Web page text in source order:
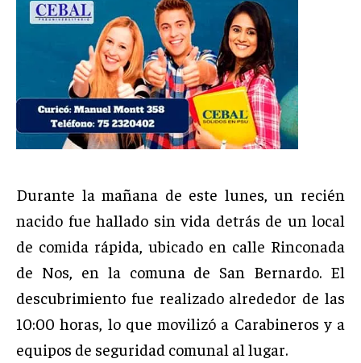
Durante la mañana de este lunes, un recién
nacido fue hallado sin vida detrás de un local
de comida rápida, ubicado en calle Rinconada
de Nos, en la comuna de San Bernardo. El
descubrimiento fue realizado alrededor de las
10:00 horas, lo que movilizó a Carabineros y a
equipos de seguridad comunal al lugar.